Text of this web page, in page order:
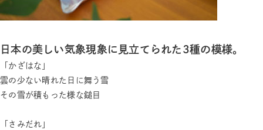
日本の美しい気象現象に見立てられた3種の模様。
「かざはな」
雲の少ない晴れた日に舞う雪
その雪が積もった様な鎚目
「さみだれ」